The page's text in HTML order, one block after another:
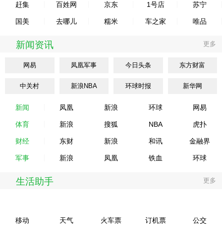
赶集 百姓网 京东 1号店 苏宁
国美 去哪儿 糯米 车之家 唯品
新闻资讯 更多
网易 凤凰军事 今日头条 东方财富
中关村 新浪NBA 环球时报 新华网
新闻 凤凰 新浪 环球 网易
体育 新浪 搜狐 NBA 虎扑
财经 东财 新浪 和讯 金融界
军事 新浪 凤凰 铁血 环球
生活助手 更多
移动 天气 火车票 订机票 公交